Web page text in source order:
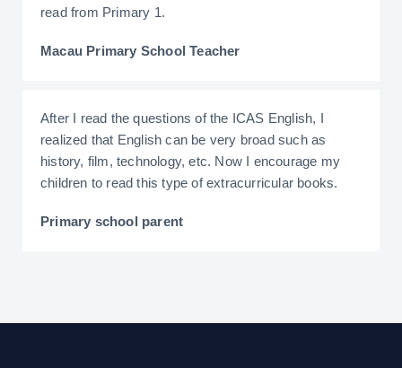
read from Primary 1.
Macau Primary School Teacher
After I read the questions of the ICAS English, I
realized that English can be very broad such as
history, film, technology, etc. Now I encourage my
children to read this type of extracurricular books.
Primary school parent